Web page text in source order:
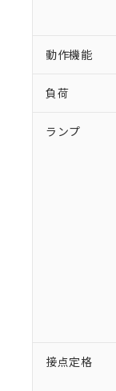
動作機能
負荷
ランプ
接点定格